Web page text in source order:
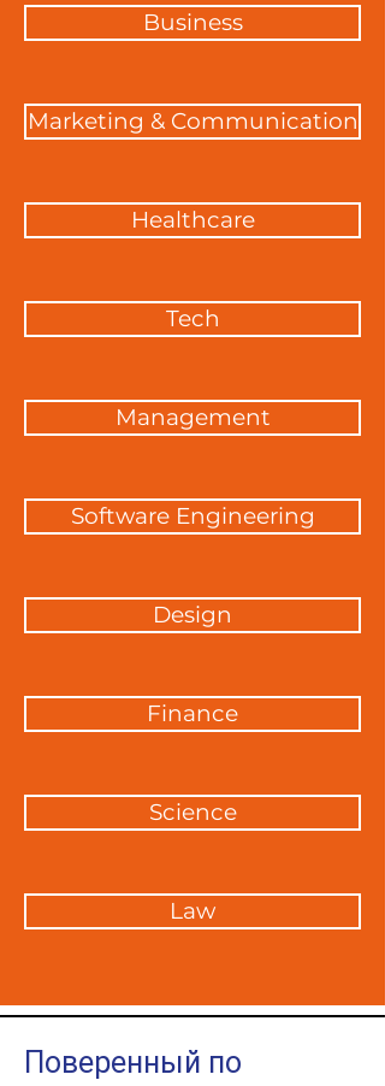
Business
Marketing & Communication
Healthcare
Tech
Management
Software Engineering
Design
Finance
Science
Law
Поверенный по